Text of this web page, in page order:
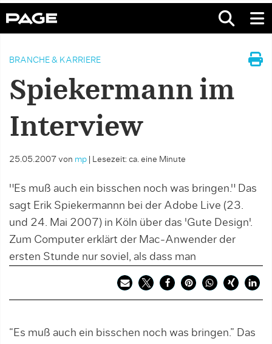
BRANCHE & KARRIERE
Spiekermann im
Interview
25.05.2007 von mp Lesezeit: ca. eine Minute
"Es muß auch ein bisschen noch was bringen." Das
sagt Erik Spiekermannn bei der Adobe Live (23.
und 24. Mai 2007) in Köln über das 'Gute Design'.
Zum Computer erklärt der Mac-Anwender der
ersten Stunde nur soviel, als dass man
“Es muß auch ein bisschen noch was bringen.” Das